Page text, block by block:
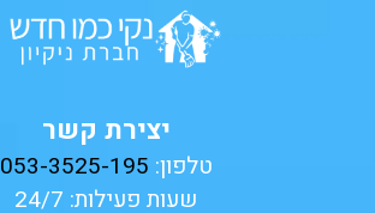
יצירת קשר
טלפון: 053-3525-195
שעות פעילות: 24/7